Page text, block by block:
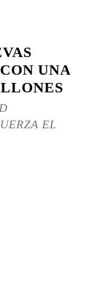
UNA
EL